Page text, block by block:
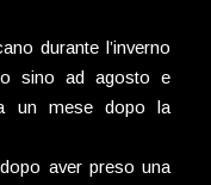
durante l’inverno
sino ad agosto e
un mese dopo la
aver preso una